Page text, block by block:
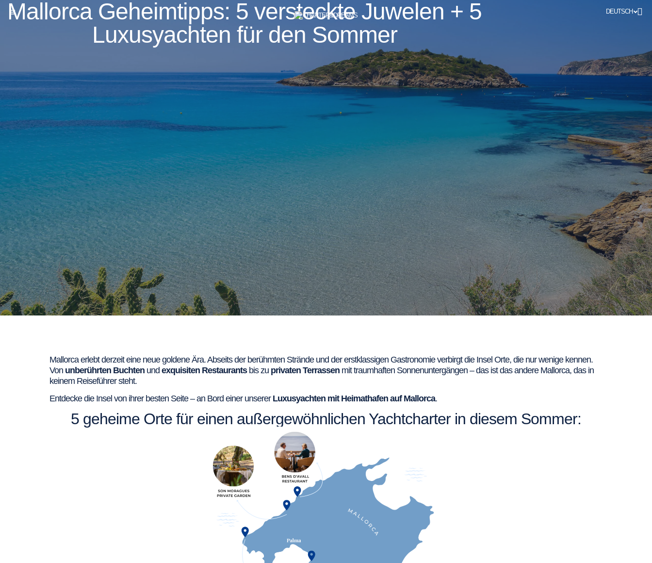
DEUTSCH
Mallorca Geheimtipps: 5 versteckte Juwelen + 5
Luxusyachten für den Sommer
Mallorca erlebt derzeit eine neue goldene Ära. Abseits der berühmten Strände und der erstklassigen Gastronomie verbirgt die Insel Orte, die nur wenige kennen.
Von unberührten Buchten und exquisiten Restaurantsbis zu privaten Terrassen mit traumhaften Sonnenuntergängen – das ist das andere Mallorca, das in
keinem Reiseführer steht.
Entdecke die Insel von ihrer besten Seite – an Bord einer unserer Luxusyachten mit Heimathafen auf Mallorca.
5 geheime Orte für einen außergewöhnlichen Yachtcharter in diesem Sommer: